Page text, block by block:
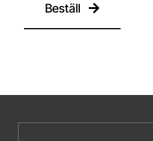
Beställ